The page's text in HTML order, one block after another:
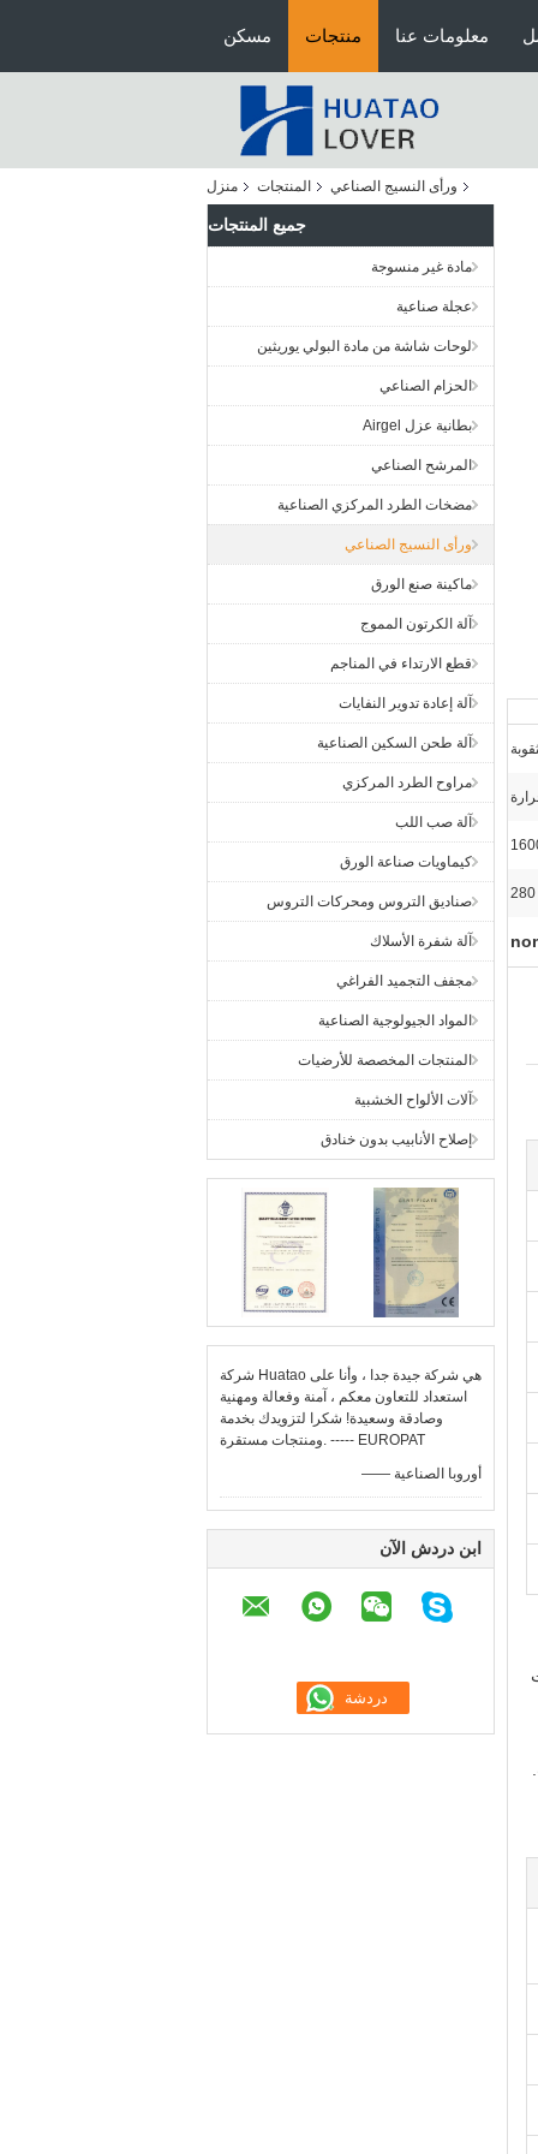
مسكن منتجات معلومات عنا
منزل المنتجات ورأى النسيج الصناعي
جميع المنتجات
مادة غير منسوجة
عجلة صناعية
لوحات شاشة من مادة البولي يوريثين
الحزام الصناعي
بطانية عزل Airgel
المرشح الصناعي
مضخات الطرد المركزي الصناعية
ورأى النسيج الصناعي
ماكينة صنع الورق
آلة الكرتون المموج
قطع الارتداء في المناجم
آلة إعادة تدوير النفايات
آلة طحن السكين الصناعية
مراوح الطرد المركزي
آلة صب اللب
كيماويات صناعة الورق
صناديق التروس ومحركات التروس
آلة شفرة الأسلاك
مجفف التجميد الفراغي
المواد الجيولوجية الصناعية
المنتجات المخصصة للأرضيات
آلات الألواح الخشبية
إصلاح الأنابيب بدون خنادق
شركة Huatao هي شركة جيدة جدا ، وأنا على
استعداد للتعاون معكم ، آمنة وفعالة ومهنية
وصادقة وسعيدة! شكرا لتزويدك بخدمة
ومنتجات مستقرة. ----- EUROPAT
—— أوروبا الصناعية
ابن دردش الآن
280